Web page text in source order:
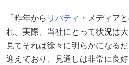
「昨年から リバティ ・メディア
れ、実際、当社にとって状況は
見てそれは徐々に明らかになる
迎えており、見通しは非常に良好